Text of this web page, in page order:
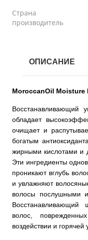
Страна
производитель
ОПИСАНИЕ
MoroccanOil Moisture
Восстанавливающий
обладает
очищает и
богатым
жирными кислотами и
Эти ингредиенты
проникают вглубь
и увлажняют
волосы послушными
Восстанавливающий
волос,
воздействии и горячей